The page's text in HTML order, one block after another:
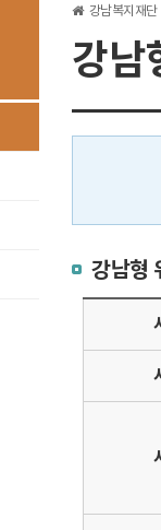
강남복지재
강남
강남형